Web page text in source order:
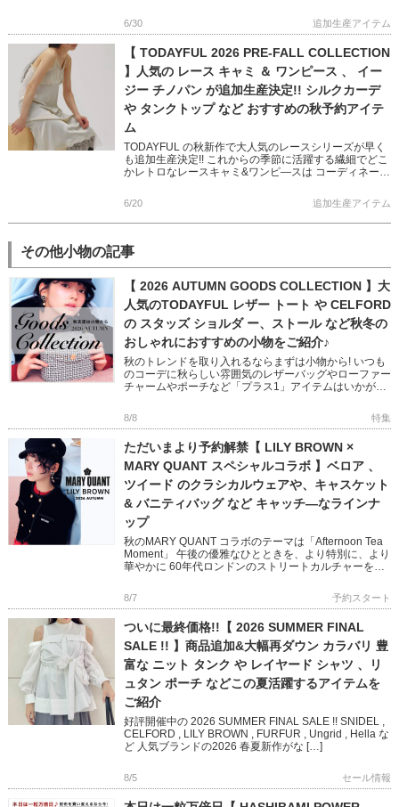
マルチケ […]
6/30 追加生産アイテム
【 TODAYFUL 2026 PRE-FALL COLLECTION
】人気の レース キャミ ＆ ワンピース 、 イー
ジー チノパン が追加生産決定!! シルクカーデ
や タンクトップ など おすすめの秋予約アイテ
ム
TODAYFUL の秋新作で大人気のレースシリーズが早く
も追加生産決定!! これからの季節に活躍する繊細でどこ
かレトロなレースキャミ&ワンピ―スは コーディネート
[…]
6/20 追加生産アイテム
その他小物の記事
【 2026 AUTUMN GOODS COLLECTION 】大
人気のTODAYFUL レザー トート や CELFORD
の スタッズ ショルダ ー、ストール など秋冬の
おしゃれにおすすめの小物をご紹介♪
秋のトレンドを取り入れるならまずは小物から! いつも
のコーデに秋らしい雰囲気のレザーバッグやローファー
チャームやポーチなど「プラス1」アイテムはいかがで
い小物をピック […]
8/8 特集
ただいまより予約解禁【 LILY BROWN ×
MARY QUANT スペシャルコラボ 】ベロア 、
ツイード のクラシカルウェアや、キャスケット
& バニティバッグ など キャッチ―なラインナ
ップ
秋のMARY QUANT コラボのテーマは「Afternoon Tea
Moment」 午後の優雅なひとときを、より特別に、より
華やかに 60年代ロンドンのストリートカルチャーを象
8/7 予約スタート
ついに最終価格!!【 2026 SUMMER FINAL
SALE !! 】商品追加&大幅再ダウン カラバリ 豊
富な ニット タンク や レイヤード シャツ 、リ
ュタン ポーチ などこの夏活躍するアイテムを
ご紹介
好評開催中の 2026 SUMMER FINAL SALE !! SNIDEL ,
CELFORD , LILY BROWN , FURFUR , Ungrid , Hella な
ど 人気ブランドの2026 春夏新作がな […]
8/5 セール情報